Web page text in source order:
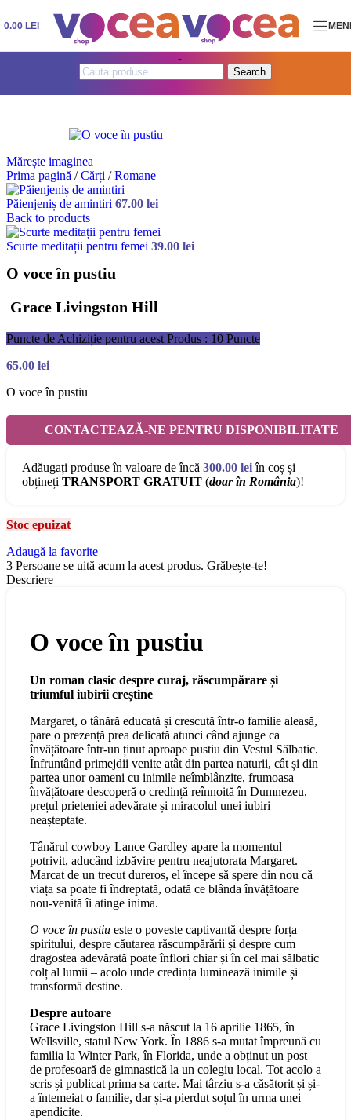
Skip to navigationSkip to main content
0.00 LEI
Search
Mărește imaginea
Prima pagină / Cărți / Romane
Păienjeniș de amintiri 67.00 lei
Back to products
Scurte meditații pentru femei 39.00 lei
O voce în pustiu
Grace Livingston Hill
Puncte de Achiziție pentru acest Produs : 10 Puncte
65.00 lei
O voce în pustiu
CONTACTEAZĂ-NE PENTRU DISPONIBILITATE
Adăugați produse în valoare de încă 300.00 leiîn coș și
obțineți TRANSPORT GRATUIT (doar în România)!
Stoc epuizat
Adaugă la favorite
3 Persoane se uită acum la acest produs. Grăbește-te!
Descriere
O voce în pustiu
Un roman clasic despre curaj, răscumpărare și
triumful iubirii creștine
Margaret, o tânără educată și crescută într-o familie aleasă,
pare o prezență prea delicată atunci când ajunge ca
învățătoare într-un ținut aproape pustiu din Vestul Sălbatic.
Înfruntând primejdii venite atât din partea naturii, cât și din
partea unor oameni cu inimile neîmblânzite, frumoasa
învățătoare descoperă o credință reînnoită în Dumnezeu,
prețul prieteniei adevărate și miracolul unei iubiri
neașteptate.
Tânărul cowboy Lance Gardley apare la momentul
potrivit, aducând izbăvire pentru neajutorata Margaret.
Marcat de un trecut dureros, el începe să spere din nou că
viața sa poate fi îndreptată, odată ce blânda învățătoare
nou-venită îi atinge inima.
O voce în pustiu este o poveste captivantă despre forța
spiritului, despre căutarea răscumpărării și despre cum
dragostea adevărată poate înflori chiar și în cel mai sălbatic
colț al lumii – acolo unde credința luminează inimile și
transformă destine.
Despre autoare
Grace Livingston Hill s-a născut la 16 aprilie 1865, în
Wellsville, statul New York. În 1886 s-a mutat împreună cu
familia la Winter Park, în Florida, unde a obținut un post
de profesoară de gimnastică la un colegiu local. Tot acolo a
scris și publicat prima sa carte. Mai târziu s-a căsătorit și și-
a întemeiat o familie, dar și-a pierdut soțul în urma unei
apendicite.